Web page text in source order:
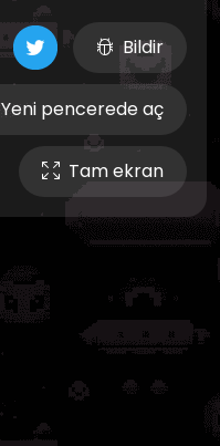
Bildir
Yeni pencerede aç
Tam ekran